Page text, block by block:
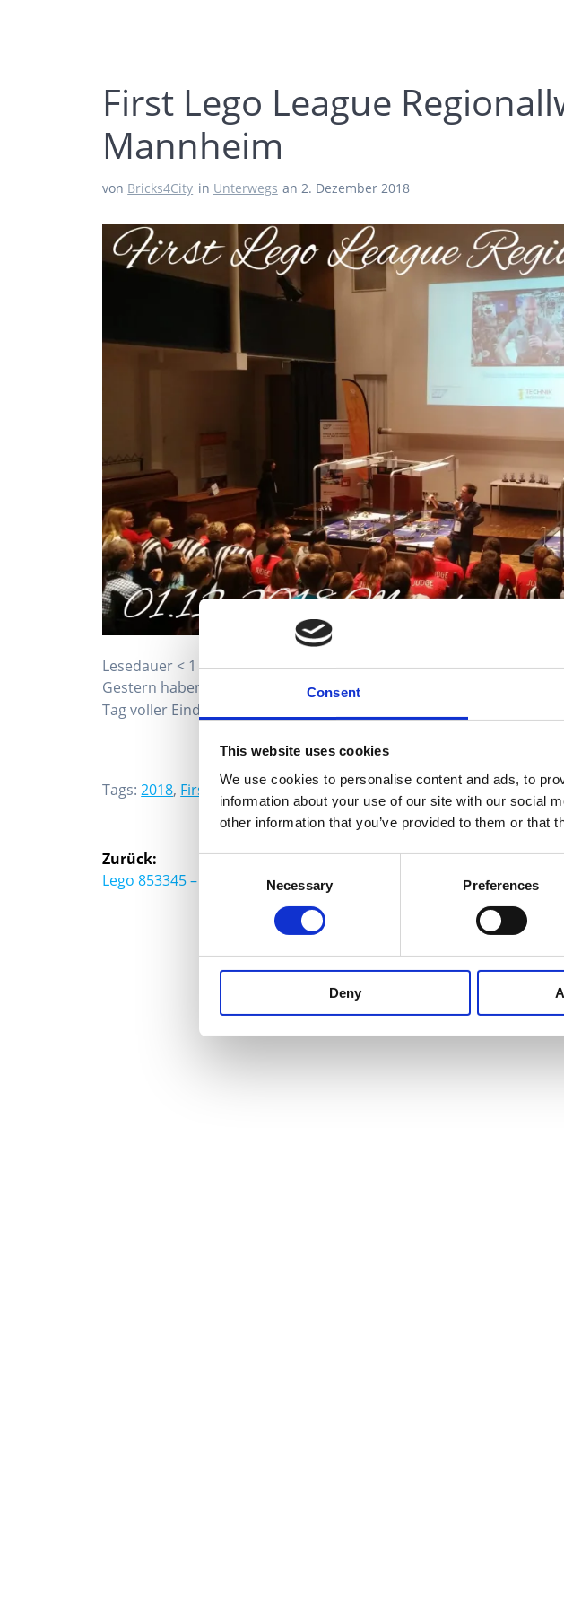
Consent
This website uses cookies
We use cookies to personalise content and ads, to
information about your use of our site with our social
other information that you’ve provided to them or that
Necessary Preferences
Deny
First Lego League
Mannheim
von Bricks4City in Unterwegs an 2. Dezember 2018
Lesedauer < 1 Minute
Gestern haben wir den Regionalwettbewerb der First
League
Tag voller Eindrücke in einen Legoroboter-Wettbewerb. Unser Video
Tags:2018, First Lego Lague,FLL
Beitragsnavigation
Zurück:
Vorheriger
Lego 853345 – Weihnachtsbaumkugel